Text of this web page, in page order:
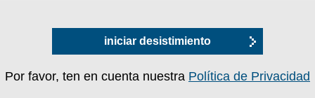
iniciar desistimiento
Por favor, ten en cuenta nuestra Política de Privacidad